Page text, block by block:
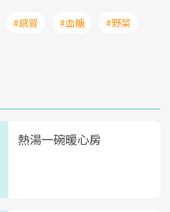
#感冒 #血糖
#野菜
熱湯一碗暖心房